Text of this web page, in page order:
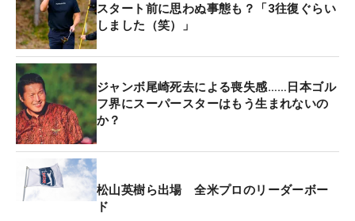
スタート前に思わぬ事態も？「3往復ぐらい
しました（笑）」
ジャンボ尾崎死去による喪失感……日本ゴル
フ界にスーパースターはもう生まれないの
か？
松山英樹ら出場 全米プロのリーダーボー
ド